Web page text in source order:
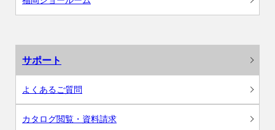
サポート
よくあるご質問
カタログ閲覧・資料請求